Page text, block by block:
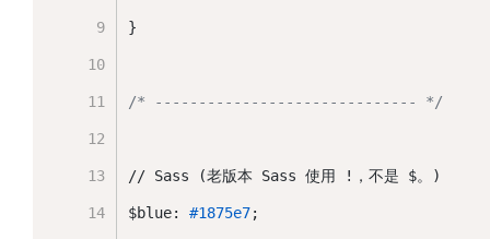
}
/* ------------------------------ */
// Sass (老版本 Sass 使用 !，不是 $。)
$blue: #1875e7;